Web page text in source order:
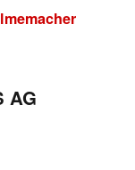
AG